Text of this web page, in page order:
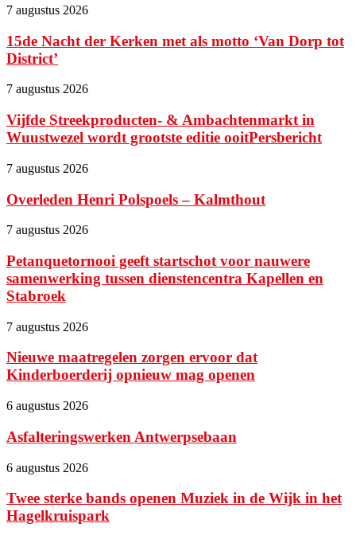
7 augustus 2026
15de Nacht der Kerken met als motto ‘Van Dorp tot
District’
7 augustus 2026
Vijfde Streekproducten- & Ambachtenmarkt in
Wuustwezel wordt grootste editie ooitPersbericht
7 augustus 2026
Overleden Henri Polspoels – Kalmthout
7 augustus 2026
Petanquetornooi geeft startschot voor nauwere
samenwerking tussen dienstencentra Kapellen en
Stabroek
7 augustus 2026
Nieuwe maatregelen zorgen ervoor dat
Kinderboerderij opnieuw mag openen
6 augustus 2026
Asfalteringswerken Antwerpsebaan
6 augustus 2026
Twee sterke bands openen Muziek in de Wijk in het
Hagelkruispark